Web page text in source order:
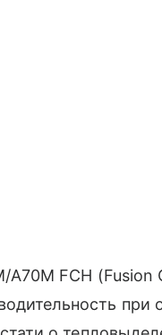
A70M FCH
при